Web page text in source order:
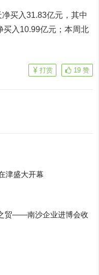
买入31.83亿元，其中
买入10.99亿元；本周北
19 赞
打赏
津盛大开幕
贸——南沙企业进博会收